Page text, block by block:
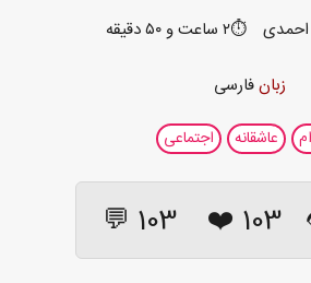
احمدی ⏱️۲ ساعت و ۵۰ دقیقه
زبانفارسی
عاشقانه اجتماعی
103
❤️
103 💬